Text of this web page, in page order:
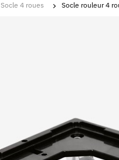
Socle 4 roues Socle rouleur 4